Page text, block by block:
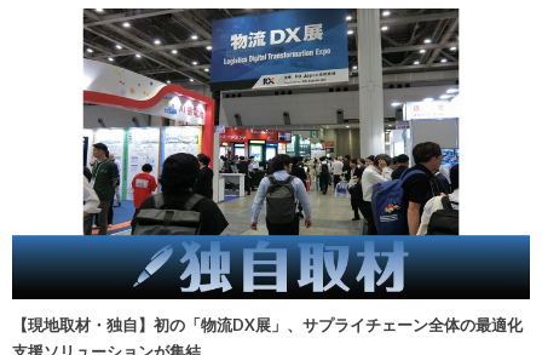
【現地取材・独自】初の「物流DX展」、サプライチェーン全体の最適化